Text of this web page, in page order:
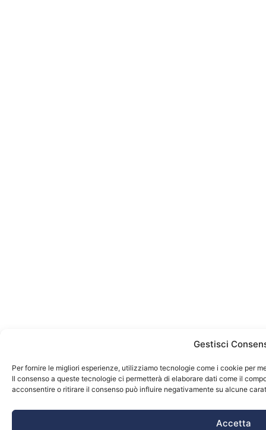
Gestisci
Per fornire le migliori esperienze, utilizziamo tecnologie come i cookie per
Il consenso a queste tecnologie ci permetterà di elaborare dati come il
acconsentire o ritirare il consenso può influire negativamente su alcune
Accetta